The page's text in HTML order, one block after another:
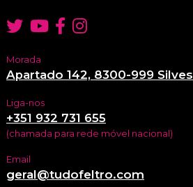
Morada
Apartado 142, 8300-999 Silves
Liga-nos
+351 932 731 655
(chamada para rede móvel nacional)
Email
geral@tudofeltro.com